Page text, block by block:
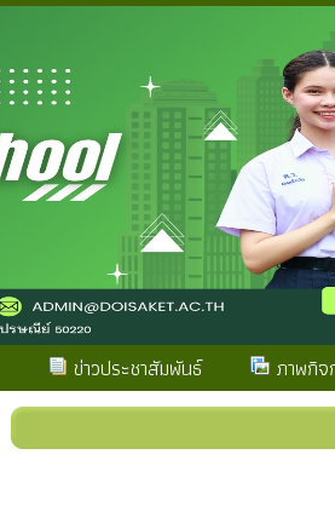
ข่าวประชาสัมพันธ์ ภาพกิจ